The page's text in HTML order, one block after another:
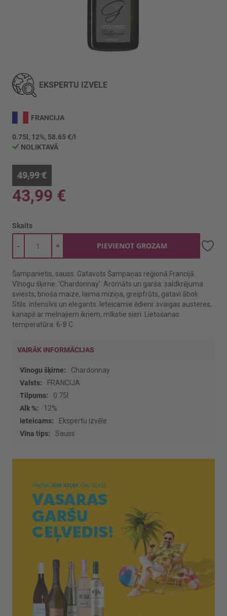
uz
galerijas
sākumu
EKSPERTU IZVĒLE
FRANCIJA
0.75l, 12%, 58.65 €/l
NOLIKTAVĀ
49,99 €
43,99 €
Skaits
+
- PIEVIENOT GROZAM
Šampanietis, sauss. Gatavots Šampaņas reģionā Francijā.
Vīnogu šķirne: ‘Chardonnay’. Aromāts un garša: saldkrējuma
sviests, brioša maize, laima miziņa, greipfrūts, gatavi āboli.
Stils: intensīvs un elegants. Ieteicamie ēdieni: svaigas austeres,
kanapē ar melnajiem ikriem, mīkstie sieri. Lietošanas
temperatūra: 6-8 C.
VAIRĀK INFORMĀCIJAS
Vairāk
informācijas
Chardonnay
FRANCIJA
0.75l
12%
Ekspertu izvēle
Sauss